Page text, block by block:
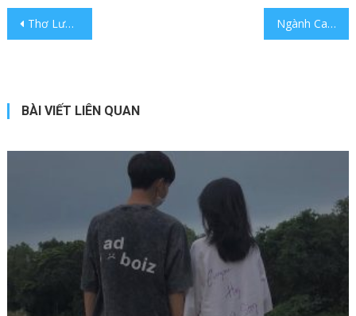
Điều hướng bài viết
Thơ Lưu Quang Vũ viết cho Xuân Quỳnh làm tan chảy trái tim người đọc Ngành Cao đẳng Điều dưỡng là gì? Điều kiện tuyển sinh
BÀI VIẾT LIÊN QUAN